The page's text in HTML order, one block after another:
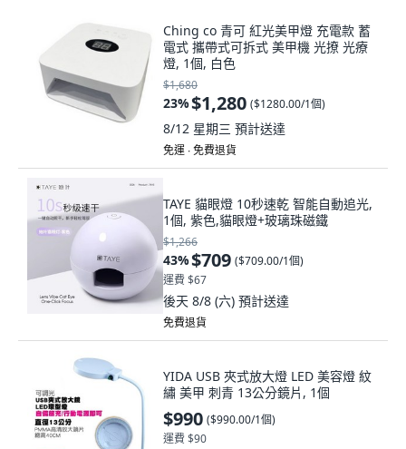
Ching co 青可 紅光美甲燈 充電款 蓄
電式 攜帶式可拆式 美甲機 光撩 光療
燈, 1個, 白色
$1,680
23%$1,280 ($1280.00/1個)
8/12 星期三 預計送達
免運 ∙ 免費退貨
TAYE 貓眼燈 10秒速乾 智能自動追光,
1個, 紫色,貓眼燈+玻璃珠磁鐵
$1,266
43%$709 ($709.00/1個)
運費 $67
後天 8/8 (六) 預計送達
免費退貨
YIDA USB 夾式放大燈 LED 美容燈 紋
繡 美甲 刺青 13公分鏡片, 1個
$990 ($990.00/1個)
運費 $90